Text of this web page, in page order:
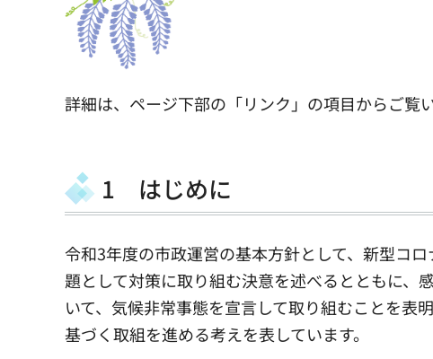
詳細は、ページ下部の「リンク」の項目からご覧
1 はじめに
令和3年度の市政運営の基本方針として、新型コ
題として対策に取り組む決意を述べるとともに、
いて、気候非常事態を宣言して取り組むことを表
基づく取組を進める考えを表しています。